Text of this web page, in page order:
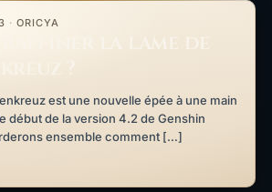
· ORICYA
est une nouvelle épée à une main
début de la version 4.2 de Genshin
ensemble comment […]
de Narzissenkreuz ?